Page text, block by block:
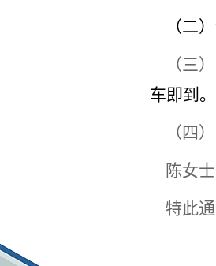
（二）
（三）
车即到。
（四）
陈女
特此